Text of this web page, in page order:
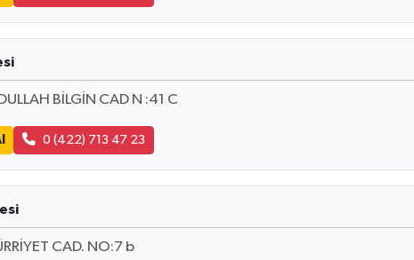
BİLGİN CAD N :41 C
0 (422) 713 47 23
CAD. NO:7 b